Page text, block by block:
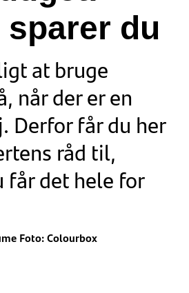
sparer du
at bruge
når der er en
Derfor får du her
råd til,
får det hele for
Foto: Colourbox